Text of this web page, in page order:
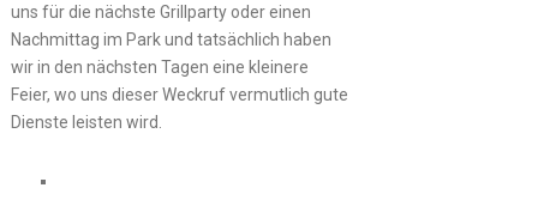
uns für die nächste Grillparty oder einen
Nachmittag im Park und tatsächlich haben
wir in den nächsten Tagen eine kleinere
Feier, wo uns dieser Weckruf vermutlich gute
Dienste leisten wird.